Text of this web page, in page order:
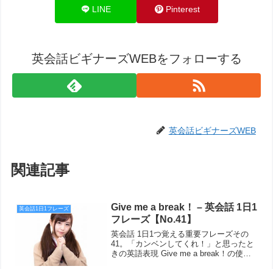
LINE Pinterest
英会話ビギナーズWEBをフォローする
英会話ビギナーズWEB
関連記事
英会話1日1フレーズ
Give me a break！ – 英会話 1日1
フレーズ【No.41】
英会話 1日1つ覚える重要フレーズその
41。「カンベンしてくれ！」と思ったと
きの英語表現 Give me a break！の使い